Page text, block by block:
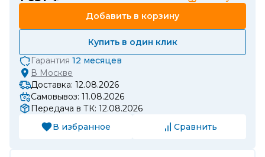
Добавить в корзину
Купить в один клик
Гарантия 12 месяцев
В Москве
Доставка: 12.08.2026
Самовывоз: 11.08.2026
Передача в ТК: 12.08.2026
В избранное
Сравнить